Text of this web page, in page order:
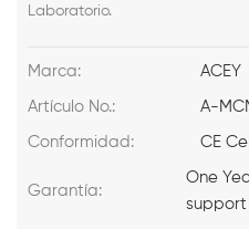
Laboratorio.
Marca: ACEY
Artículo No.: A-
Conformidad: CE
Garantía:
One
support